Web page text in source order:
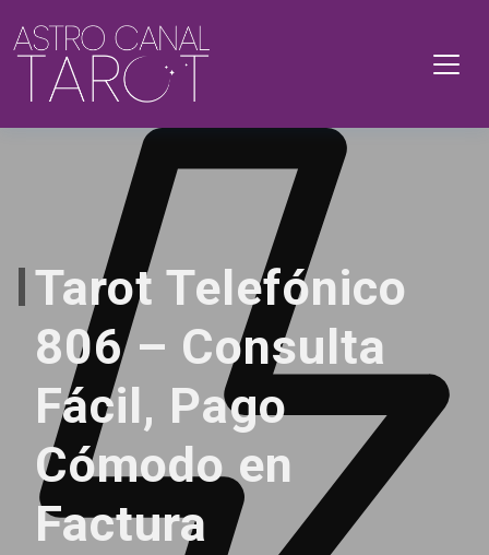
Tarot Telefónico
806 – Consulta
Fácil, Pago
Cómodo en
Factura